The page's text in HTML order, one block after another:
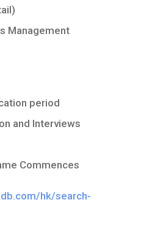
Management
period
and Interviews
Commences
hk/search-